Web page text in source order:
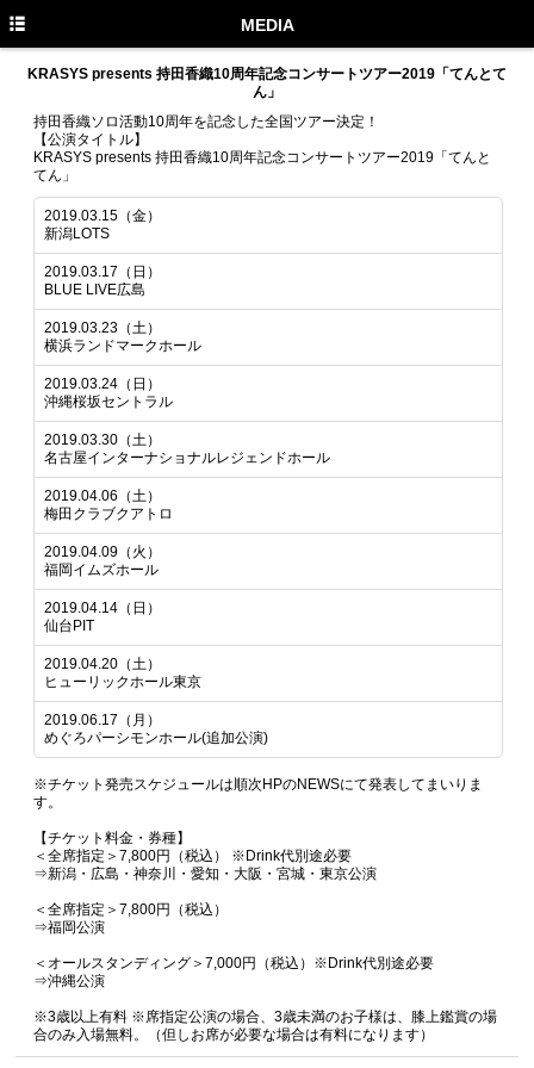
MEDIA
KRASYS presents 持田香織10周年記念コンサートツアー2019「てんとて
ん」
持田香織ソロ活動10周年を記念した全国ツアー決定！
【公演タイトル】
KRASYS presents 持田香織10周年記念コンサートツアー2019「てんと
てん」
2019.03.15（金）
新潟LOTS
2019.03.17（日）
BLUE LIVE広島
2019.03.23（土）
横浜ランドマークホール
2019.03.24（日）
沖縄桜坂セントラル
2019.03.30（土）
名古屋インターナショナルレジェンドホール
2019.04.06（土）
梅田クラブクアトロ
2019.04.09（火）
福岡イムズホール
2019.04.14（日）
仙台PIT
2019.04.20（土）
ヒューリックホール東京
2019.06.17（月）
めぐろパーシモンホール(追加公演)
※チケット発売スケジュールは順次HPのNEWSにて発表してまいりま
す。
【チケット料金・券種】
＜全席指定＞7,800円（税込） ※Drink代別途必要
⇒新潟・広島・神奈川・愛知・大阪・宮城・東京公演
＜全席指定＞7,800円（税込）
⇒福岡公演
＜オールスタンディング＞7,000円（税込）※Drink代別途必要
⇒沖縄公演
※3歳以上有料 ※席指定公演の場合、3歳未満のお子様は、膝上鑑賞の場
合のみ入場無料。（但しお席が必要な場合は有料になります）
NEWS
MEDIA
PROFILE
DISCOGRAPHY
GOODS
もかのま
PHOTO GALLERY